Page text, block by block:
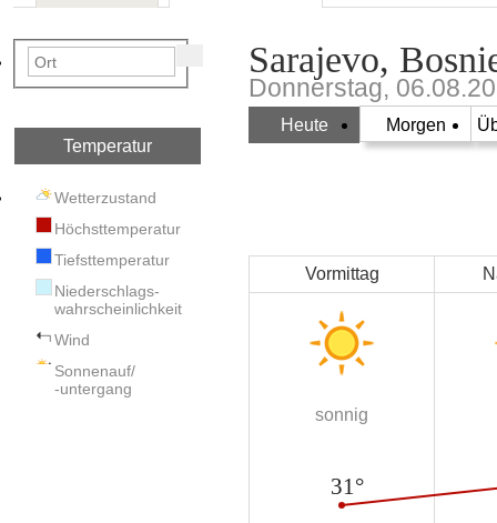
Temperatur
Wetterzustand
Höchsttemperatur
Tiefsttemperatur
Niederschlags-
wahrscheinlichkeit
Wind
Sonnenauf/
-untergang
Sarajevo,
Donnerstag,
Heute Morgen
Vormittag
sonnig